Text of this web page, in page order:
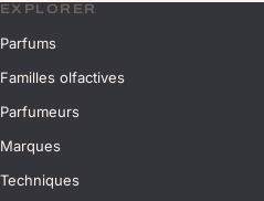
EXPLORER
Parfums
Familles olfactives
Parfumeurs
Marques
Techniques